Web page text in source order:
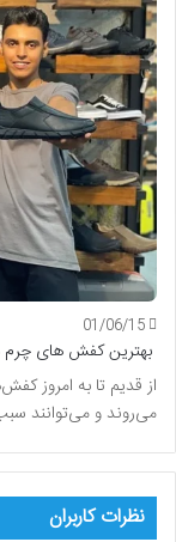
01/06/15
بهترین کفش های چرم
از قدیم تا به امروز
می‌روند و می‌توانند
نظرات کاربران